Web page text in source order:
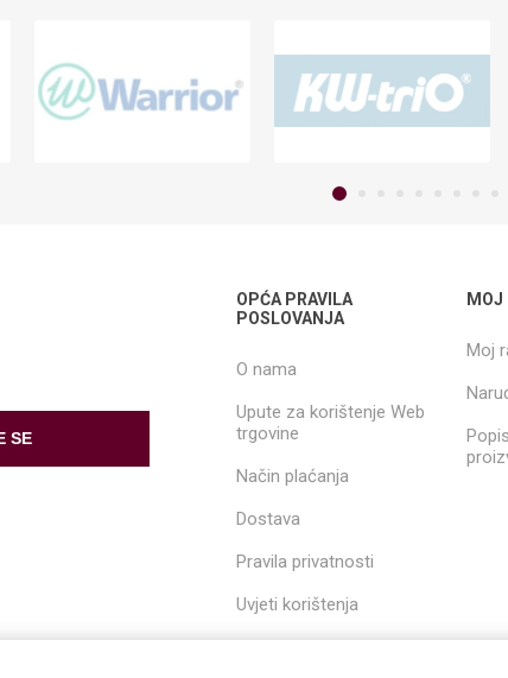
OPĆA PRAVILA
POSLOVANJA
O nama
Upute za korištenje Web
trgovine
Način plaćanja
Dostava
Pravila privatnosti
Uvjeti korištenja
MOJ
Moj